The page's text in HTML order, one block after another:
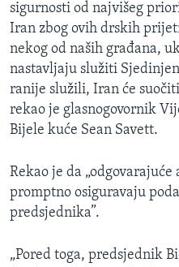
sigurnosti od najvišeg
Iran zbog ovih drskih
nekog od naših građana,
nastavljaju služiti
ranije služili, Iran će
rekao je glasnogovornik
Bijele kuće Sean Savett.
Rekao je da
promptno osiguravaju
predsjednika”.
„Pored toga, predsjednik